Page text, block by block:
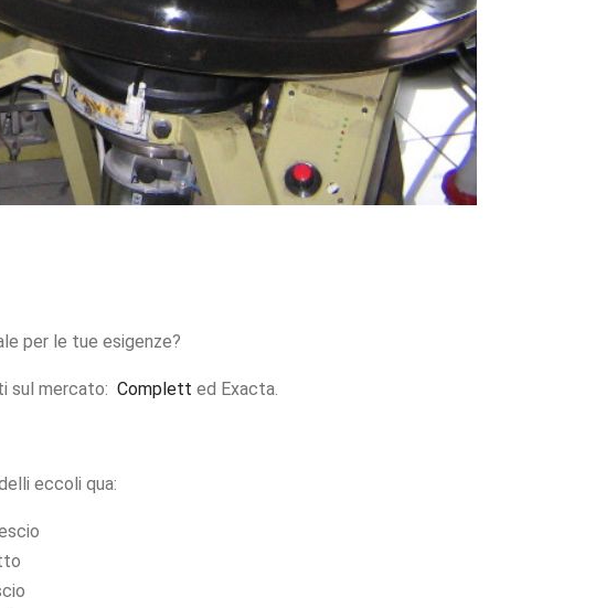
per le tue esigenze?
sul mercato: Complett ed Exacta.
eccoli qua: